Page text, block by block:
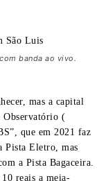
banda ao vivo.
mas a capital
Observatório (
que em 2021 faz
Pista Eletro, mas
a Pista Bagaceira.
reais a meia-